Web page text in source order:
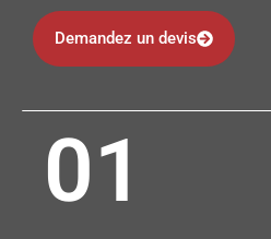
Demandez un devis
01